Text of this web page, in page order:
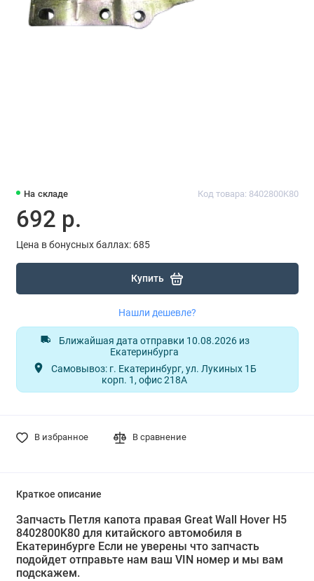
На складе Код товара: 8402800K80
692 р.
Цена в бонусных баллах: 685
Купить
Нашли дешевле?
Ближайшая дата отправки 10.08.2026 из
Екатеринбурга
Самовывоз: г. Екатеринбург, ул. Лукиных 1Б
корп. 1, офис 218А
В избранное В сравнение
Краткое описание
Запчасть Петля капота правая Great Wall Hover H5
8402800K80 для китайского автомобиля в
Екатеринбурге Если не уверены что запчасть
подойдет отправьте нам ваш VIN номер и мы вам
подскажем.